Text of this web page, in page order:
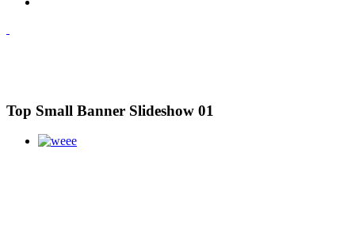
Top Small Banner Slideshow 01